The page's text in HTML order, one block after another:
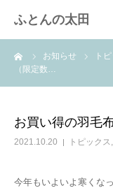
ふとんの太田
お知らせ ト
（限定数…
お買い得の羽毛
2021.10.20 トピックス,
今年もいよいよ寒くな
羽毛布団のリフ
取扱商品
快眠体験